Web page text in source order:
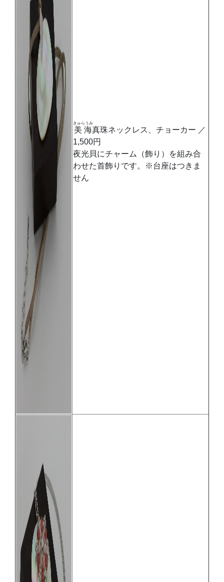
美海
きゅらうみ
真珠ネックレス、チョーカー ／
1,500円
夜光貝にチャーム（飾り）を組み合
わせた首飾りです。※台座はつきま
せん